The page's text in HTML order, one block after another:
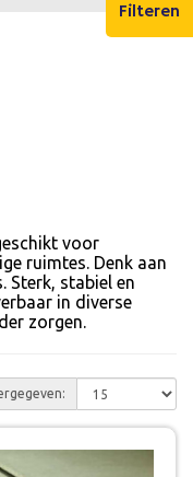
Filteren
voor
ruimtes. Denk aan
Sterk, stabiel en
in diverse
zorgen.